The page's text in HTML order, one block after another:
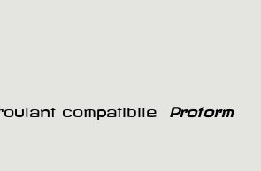
compatibile
Proform